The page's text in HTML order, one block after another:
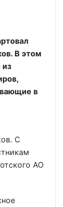
В этом
из
в
С
АО